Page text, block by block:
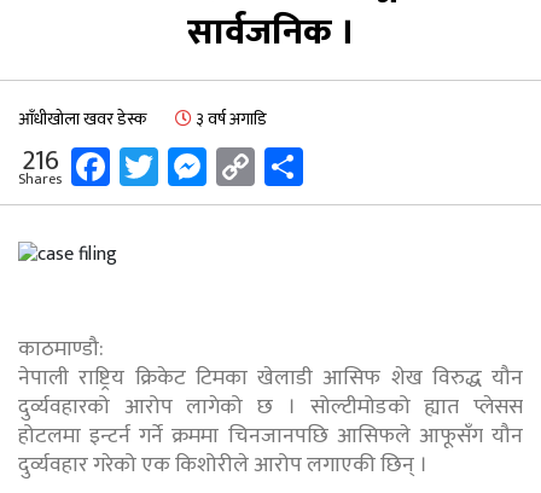
सार्वजनिक ।
आँधीखोला खवर डेस्क ३ वर्ष अगाडि
216
Shares Facebook
Twitter
Messenger
Copy
Link
काठमाण्डौ:
नेपाली राष्ट्रिय क्रिकेट टिमका खेलाडी आसिफ शेख विरुद्ध यौन
दुर्व्यवहारको आरोप लागेको छ । सोल्टीमोडको ह्यात प्लेसस
होटलमा इन्टर्न गर्ने क्रममा चिनजानपछि आसिफले आफूसँग यौन
दुर्व्यवहार गरेको एक किशोरीले आरोप लगाएकी छिन् ।